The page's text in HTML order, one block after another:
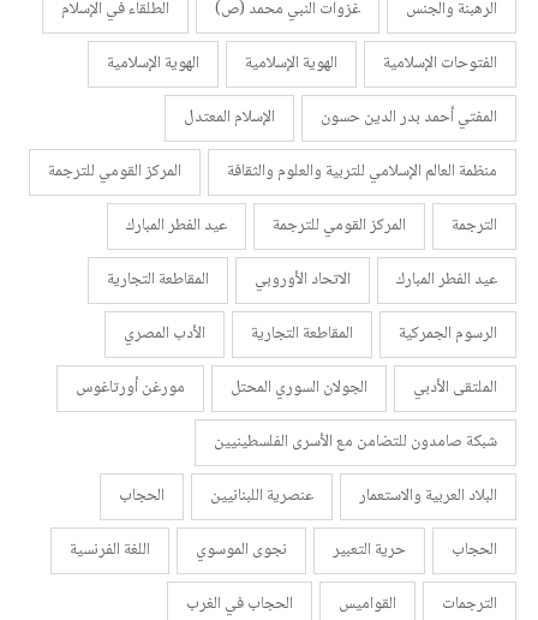
الرهبنة والجنس
غزوات النبي محمد (ص)
الطلقاء في الإسلام
الفتوحات الإسلامية
الهوية الإسلامية
الهوية الإسلامية
المفتي أحمد بدر الدين حسون
الإسلام المعتدل
منظمة العالم الإسلامي للتربية والعلوم والثقافة
المركز القومي للترجمة
الترجمة
المركز القومي للترجمة
عيد الفطر المبارك
عيد الفطر المبارك
الاتحاد الأوروبي
المقاطعة التجارية
الرسوم الجمركية
المقاطعة التجارية
الأدب المصري
الملتقى الأدبي
الجولان السوري المحتل
مورغن أورتاغوس
شبكة صامدون للتضامن مع الأسرى الفلسطينيين
البلاد العربية والاستعمار
عنصرية اللبنانيين
الحجاب
الحجاب
حرية التعبير نجوى الموسوي
اللغة الفرنسية
الترجمات
القواميس
الحجاب في الغرب